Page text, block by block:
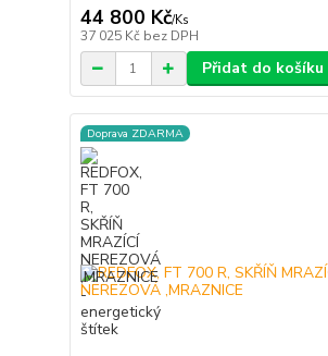
44 800 Kč/Ks
37 025 Kč bez DPH
Přidat do košíku
Doprava ZDARMA